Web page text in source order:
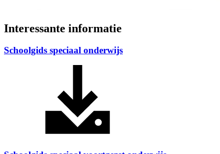
Interessante informatie
Schoolgids speciaal onderwijs